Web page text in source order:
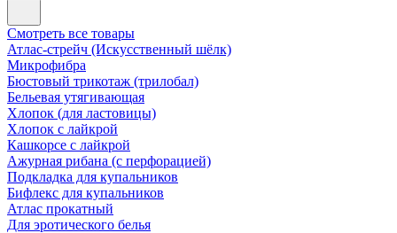
Смотреть все товары
Атлас-стрейч (Искусственный шёлк)
Микрофибра
Бюстовый трикотаж (трилобал)
Бельевая утягивающая
Хлопок (для ластовицы)
Хлопок с лайкрой
Кашкорсе с лайкрой
Ажурная рибана (с перфорацией)
Подкладка для купальников
Бифлекс для купальников
Атлас прокатный
Для эротического белья